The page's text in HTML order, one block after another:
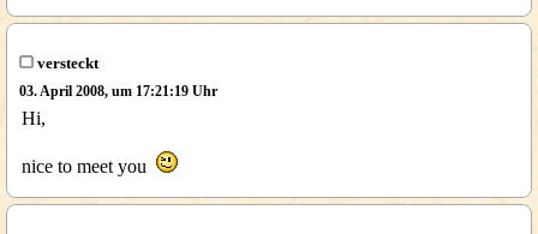
versteckt
03. April 2008, um 17:21:19 Uhr
Hi,
nice to meet you